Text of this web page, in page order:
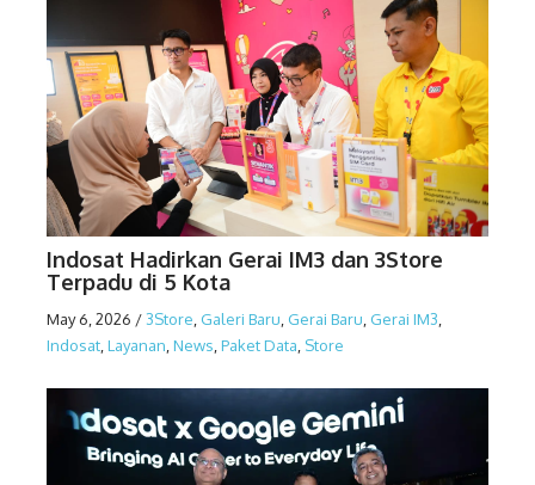
Indosat Hadirkan Gerai IM3 dan 3Store
Terpadu di 5 Kota
May 6, 2026 /3Store Galeri Baru Gerai Baru Gerai IM3
Indosat Layanan News Paket Data Store